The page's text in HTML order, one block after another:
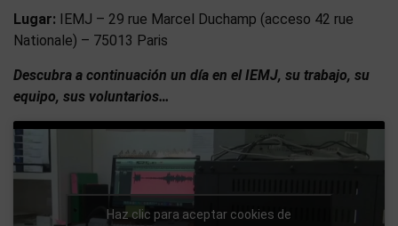
Lugar: IEMJ – 29 rue Marcel Duchamp (acceso 42 rue
Nationale) – 75013 Paris
Descubra a continuación un día en el IEMJ, su trabajo, su
equipo, sus voluntarios…
Haz clic para aceptar cookies de